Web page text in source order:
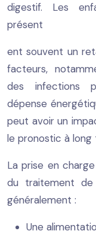
digestif. Les
présent
ent souvent un
facteurs,
des infections
dépense
peut avoir un
le pronostic à long
La prise en
du traitement de
généralement :
Une